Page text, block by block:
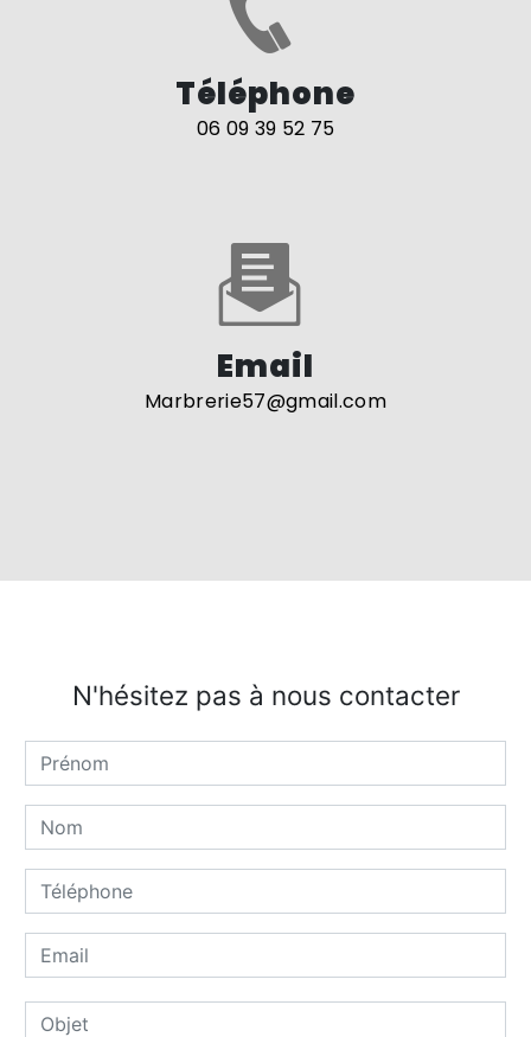
Téléphone
06 09 39 52 75
Email
marbrerie57@gmail.com
N'hésitez pas à nous contacter